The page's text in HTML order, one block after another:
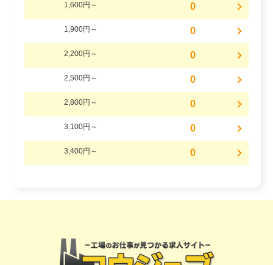
1,600円～ 0
1,900円～ 0
2,200円～ 0
2,500円～ 0
2,800円～ 0
3,100円～ 0
3,400円～ 0